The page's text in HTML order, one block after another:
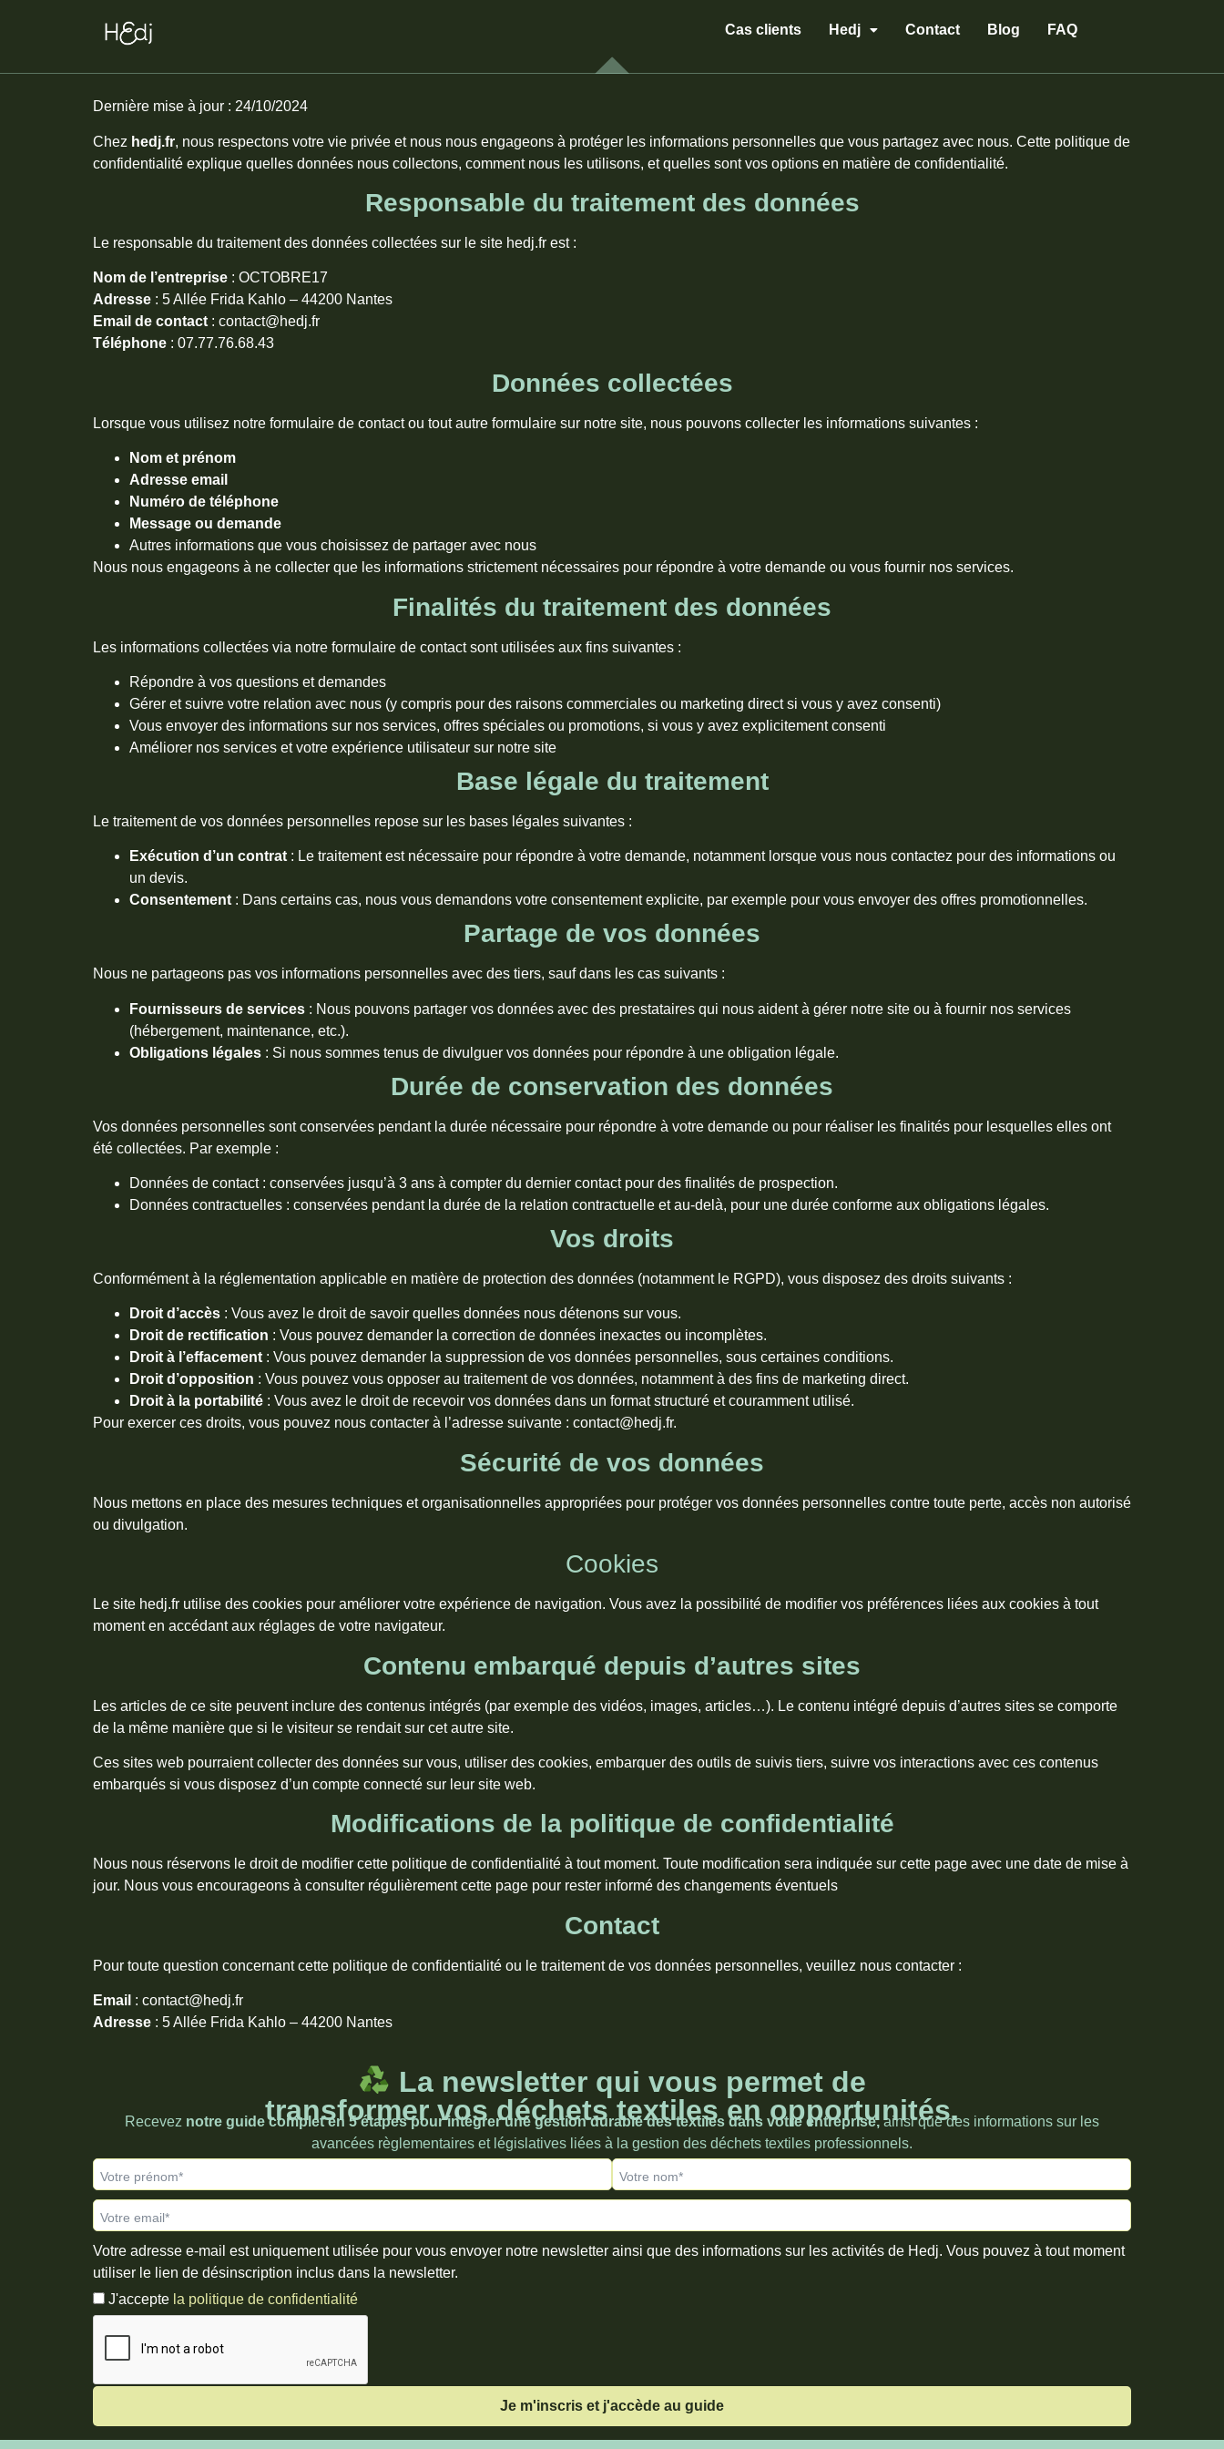
Cas clients Hedj Contact Blog FAQ
Dernière mise à jour : 24/10/2024
Chez hedj.fr, nous respectons votre vie privée et nous nous engageons à protéger les informations personnelles que vous partagez avec nous. Cette politique de
confidentialité explique quelles données nous collectons, comment nous les utilisons, et quelles sont vos options en matière de confidentialité.
Responsable du traitement des données
Le responsable du traitement des données collectées sur le site hedj.fr est :
Nom de l’entreprise : OCTOBRE17
Adresse : 5 Allée Frida Kahlo – 44200 Nantes
Email de contact : contact@hedj.fr
Téléphone : 07.77.76.68.43
Données collectées
Lorsque vous utilisez notre formulaire de contact ou tout autre formulaire sur notre site, nous pouvons collecter les informations suivantes :
Nom et prénom
Adresse email
Numéro de téléphone
Message ou demande
Autres informations que vous choisissez de partager avec nous
Nous nous engageons à ne collecter que les informations strictement nécessaires pour répondre à votre demande ou vous fournir nos services.
Finalités du traitement des données
Les informations collectées via notre formulaire de contact sont utilisées aux fins suivantes :
Répondre à vos questions et demandes
Gérer et suivre votre relation avec nous (y compris pour des raisons commerciales ou marketing direct si vous y avez consenti)
Vous envoyer des informations sur nos services, offres spéciales ou promotions, si vous y avez explicitement consenti
Améliorer nos services et votre expérience utilisateur sur notre site
Base légale du traitement
Le traitement de vos données personnelles repose sur les bases légales suivantes :
Exécution d’un contrat : Le traitement est nécessaire pour répondre à votre demande, notamment lorsque vous nous contactez pour des informations ou
un devis.
Consentement : Dans certains cas, nous vous demandons votre consentement explicite, par exemple pour vous envoyer des offres promotionnelles.
Partage de vos données
Nous ne partageons pas vos informations personnelles avec des tiers, sauf dans les cas suivants :
Fournisseurs de services : Nous pouvons partager vos données avec des prestataires qui nous aident à gérer notre site ou à fournir nos services
(hébergement, maintenance, etc.).
Obligations légales : Si nous sommes tenus de divulguer vos données pour répondre à une obligation légale.
Durée de conservation des données
Vos données personnelles sont conservées pendant la durée nécessaire pour répondre à votre demande ou pour réaliser les finalités pour lesquelles elles ont
été collectées. Par exemple :
Données de contact : conservées jusqu’à 3 ans à compter du dernier contact pour des finalités de prospection.
Données contractuelles : conservées pendant la durée de la relation contractuelle et au-delà, pour une durée conforme aux obligations légales.
Vos droits
Conformément à la réglementation applicable en matière de protection des données (notamment le RGPD), vous disposez des droits suivants :
Droit d’accès : Vous avez le droit de savoir quelles données nous détenons sur vous.
Droit de rectification : Vous pouvez demander la correction de données inexactes ou incomplètes.
Droit à l’effacement: Vous pouvez demander la suppression de vos données personnelles, sous certaines conditions.
Droit d’opposition : Vous pouvez vous opposer au traitement de vos données, notamment à des fins de marketing direct.
Droit à la portabilité : Vous avez le droit de recevoir vos données dans un format structuré et couramment utilisé.
Pour exercer ces droits, vous pouvez nous contacter à l’adresse suivante : contact@hedj.fr.
Sécurité de vos données
Nous mettons en place des mesures techniques et organisationnelles appropriées pour protéger vos données personnelles contre toute perte, accès non autorisé
ou divulgation.
Cookies
Le site hedj.fr utilise des cookies pour améliorer votre expérience de navigation. Vous avez la possibilité de modifier vos préférences liées aux cookies à tout
moment en accédant aux réglages de votre navigateur.
Contenu embarqué depuis d’autres sites
Les articles de ce site peuvent inclure des contenus intégrés (par exemple des vidéos, images, articles…). Le contenu intégré depuis d’autres sites se comporte
de la même manière que si le visiteur se rendait sur cet autre site.
Ces sites web pourraient collecter des données sur vous, utiliser des cookies, embarquer des outils de suivis tiers, suivre vos interactions avec ces contenus
embarqués si vous disposez d’un compte connecté sur leur site web.
Modifications de la politique de confidentialité
Nous nous réservons le droit de modifier cette politique de confidentialité à tout moment. Toute modification sera indiquée sur cette page avec une date de mise à
jour. Nous vous encourageons à consulter régulièrement cette page pour rester informé des changements éventuels
Contact
Pour toute question concernant cette politique de confidentialité ou le traitement de vos données personnelles, veuillez nous contacter :
Email : contact@hedj.fr
Adresse : 5 Allée Frida Kahlo – 44200 Nantes
La newsletter qui vous permet de
transformer vos déchets textiles en opportunités.
Recevez notre guide complet en 5 étapes pour intégrer une gestion durable des textiles dans votre entreprise, ainsi que des informations sur les
avancées règlementaires et législatives liées à la gestion des déchets textiles professionnels.
Votre prénom* Votre nom*
Votre email*
Votre adresse e-mail est uniquement utilisée pour vous envoyer notre newsletter ainsi que des informations sur les activités de Hedj. Vous pouvez à tout moment
utiliser le lien de désinscription inclus dans la newsletter.
J'accepte la politique de confidentialité